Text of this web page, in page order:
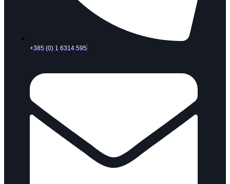
+385 (0) 1 6314 595